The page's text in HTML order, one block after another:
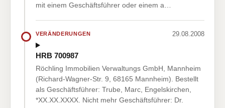
mit einem Geschäftsführer oder einem a…
VERÄNDERUNGEN 29.08.2008
HRB 700987
Röchling Immobilien Verwaltungs GmbH, Mannheim
(Richard-Wagner-Str. 9, 68165 Mannheim). Bestellt
als Geschäftsführer: Trube, Marc, Engelskirchen,
*XX.XX.XXXX. Nicht mehr Geschäftsführer: Dr.